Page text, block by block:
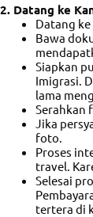
2. Datang ke
Datang
Bawa
Siapkan
Imigrasi.
lama
Serahkan
Jika
foto.
Proses
travel.
Selesai
tertera di